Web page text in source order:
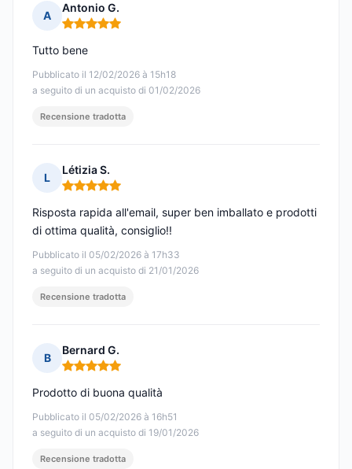
A
Antonio G.
Nota: 5 su 5
Pubblicato il 12/02/2026 à 15h18
a seguito di un acquisto di 01/02/2026
Tutto bene
Recensione tradotta
L
Létizia S.
Nota: 5 su 5
Pubblicato il 05/02/2026 à 17h33
a seguito di un acquisto di 21/01/2026
Risposta rapida all'email, super ben imballato e prodotti
di ottima qualità, consiglio!!
Recensione tradotta
B
Bernard G.
Nota: 5 su 5
Pubblicato il 05/02/2026 à 16h51
a seguito di un acquisto di 19/01/2026
Prodotto di buona qualità
Recensione tradotta